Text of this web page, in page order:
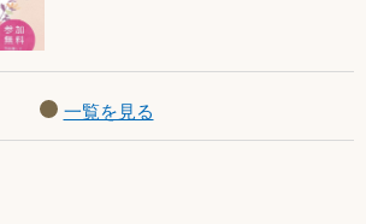
一覧を見る